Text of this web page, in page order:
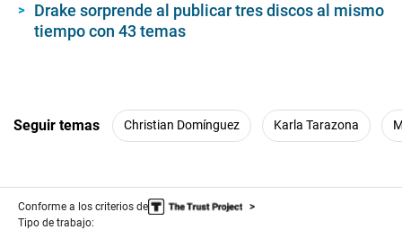
Drake sorprende al publicar tres discos al mismo
tiempo con 43 temas
Seguir temas Christian Domínguez Karla Tarazona
Conforme a los criterios de
Tipo de trabajo: